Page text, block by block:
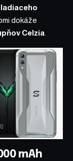
dokáže
Celzia
mAh